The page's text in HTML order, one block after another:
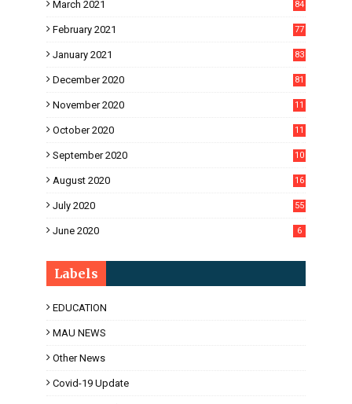
March 2021 84
February 2021 77
January 2021 83
December 2020 81
November 2020
11
October 2020
11
September 2020
10
August 2020
16
July 2020 55
June 2020 6
Labels
EDUCATION
MAU NEWS
Other News
Covid-19 Update